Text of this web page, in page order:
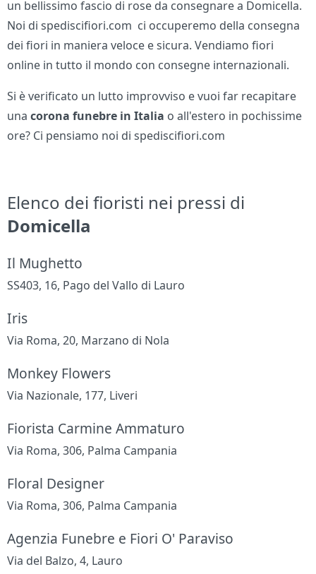
un bellissimo fascio di rose da consegnare a Domicella.
Noi di spediscifiori.com ci occuperemo della consegna
dei fiori in maniera veloce e sicura. Vendiamo fiori
online in tutto il mondo con consegne internazionali.
Si è verificato un lutto improvviso e vuoi far recapitare
unacorona funebre in Italia o all'estero in pochissime
ore? Ci pensiamo noi di spediscifiori.com
Elenco dei fioristi nei pressi di
Domicella
Il Mughetto
SS403, 16, Pago del Vallo di Lauro
Iris
Via Roma, 20, Marzano di Nola
Monkey Flowers
Via Nazionale, 177, Liveri
Fiorista Carmine Ammaturo
Via Roma, 306, Palma Campania
Floral Designer
Via Roma, 306, Palma Campania
Agenzia Funebre e Fiori O' Paraviso
Via del Balzo, 4, Lauro